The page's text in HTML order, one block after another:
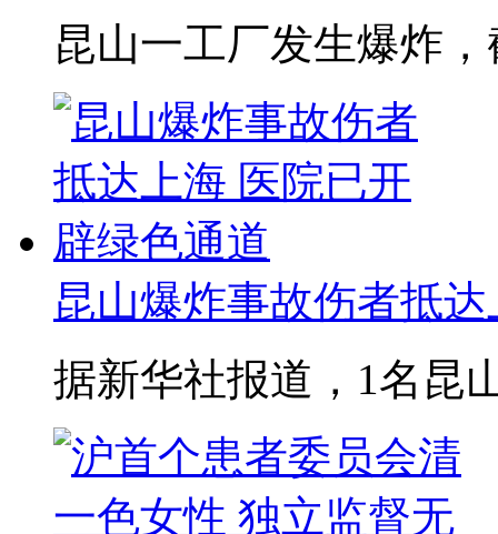
昆山一工厂发生爆炸
昆山爆炸事故伤者抵
据新华社报道，1名昆